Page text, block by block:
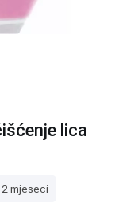
lica
mjeseci